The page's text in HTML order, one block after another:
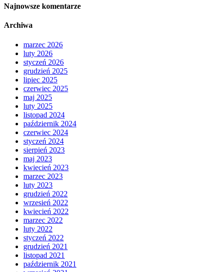
Najnowsze komentarze
Archiwa
marzec 2026
luty 2026
styczeń 2026
grudzień 2025
lipiec 2025
czerwiec 2025
maj 2025
luty 2025
listopad 2024
październik 2024
czerwiec 2024
styczeń 2024
sierpień 2023
maj 2023
kwiecień 2023
marzec 2023
luty 2023
grudzień 2022
wrzesień 2022
kwiecień 2022
marzec 2022
luty 2022
styczeń 2022
grudzień 2021
listopad 2021
październik 2021